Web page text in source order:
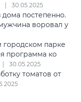
30.05.2025
постепенно.
воровал у
городском парке
программа ко
30.05.2025
томатов от